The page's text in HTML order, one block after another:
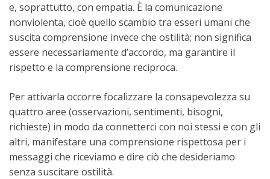
e, soprattutto, con empatia. È la comunicazione
nonviolenta, cioè quello scambio tra esseri umani che
suscita comprensione invece che ostilità; non significa
essere necessariamente d’accordo, ma garantire il
rispetto e la comprensione reciproca.
Per attivarla occorre focalizzare la consapevolezza su
quattro aree (osservazioni, sentimenti, bisogni,
richieste) in modo da connetterci con noi stessi e con gli
altri, manifestare una comprensione rispettosa per i
messaggi che riceviamo e dire ciò che desideriamo
senza suscitare ostilità.